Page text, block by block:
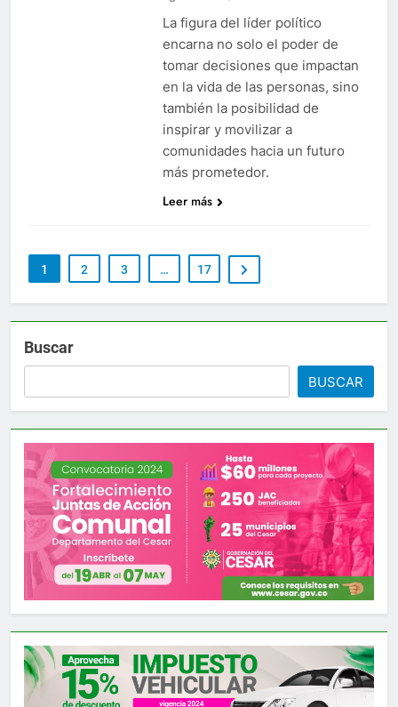
La figura del líder político
encarna no solo el poder de
tomar decisiones que impactan
en la vida de las personas, sino
también la posibilidad de
inspirar y movilizar a
comunidades hacia un futuro
más prometedor.
Leer más
1 2 3 … 17
Buscar
BUSCAR